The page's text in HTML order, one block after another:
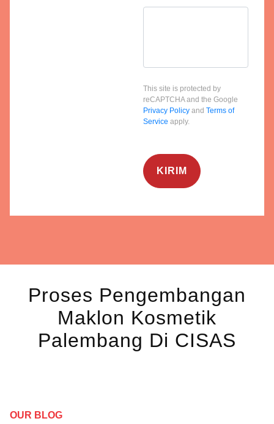
This site is protected by
reCAPTCHA and the Google
Privacy Policy and Terms of
Service apply.
Proses Pengembangan
Maklon Kosmetik
Palembang Di CISAS
OUR BLOG